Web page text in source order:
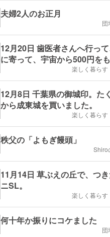
夫婦2人のお正月
団
12月20日 歯医者さんへ行っ
に寄って、宇宙から500円を
楽しく暮ら
12月8日 千葉県の御城印。た
から成東城を買いました。
楽しく暮ら
秩父の「よもぎ饅頭」
Shiro
11月14日 草ぶえの丘で、つ
ニSL。
楽しく暮ら
何十年か振りにコケました
団